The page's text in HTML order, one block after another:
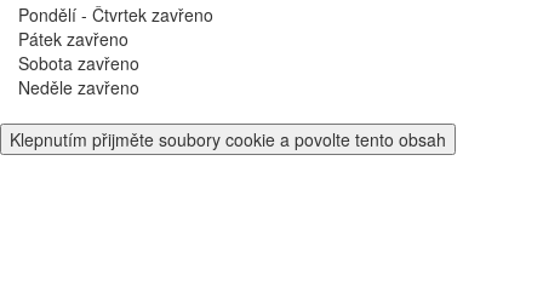
Pondělí - Čtvrtek zavřeno
Pátek zavřeno
Sobota zavřeno
Neděle zavřeno
Klepnutím přijměte soubory cookie a povolte tento obsah